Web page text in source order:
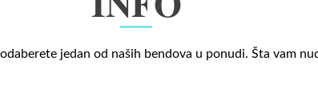
jedan od naših bendova u ponudi. Šta vam